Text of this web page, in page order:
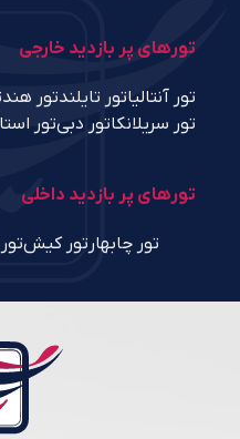
تورهای پر بازدید خارجی
تور آنتالیاتور تایلندتور هند
تور سریلانکاتور دبیتور
تورهای پر بازدید داخلی
تور چابهار تور کیش